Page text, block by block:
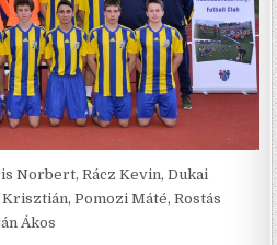
Norbert, Rácz Kevin, Dukai
Pomozi Máté, Rostás
Ákos